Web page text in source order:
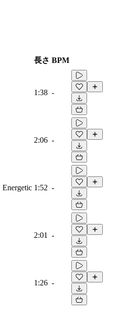
長さ BPM
1:38 -
2:06 -
Energetic 1:52 -
2:01 -
1:26 -